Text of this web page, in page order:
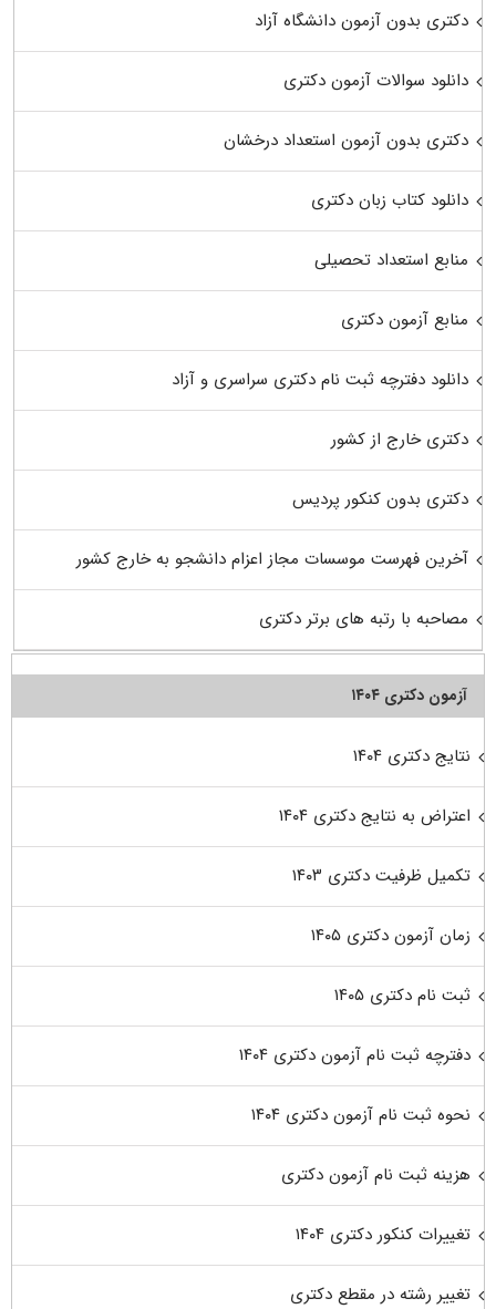
دکتری بدون آزمون دانشگاه آزاد
دانلود سوالات آزمون دکتری
دکتری بدون آزمون استعداد درخشان
دانلود کتاب زبان دکتری
منابع استعداد تحصیلی
منابع آزمون دکتری
دانلود دفترچه ثبت نام دکتری سراسری و آزاد
دکتری خارج از کشور
دکتری بدون کنکور پردیس
آخرین فهرست موسسات مجاز اعزام دانشجو به خارج کشور
مصاحبه با رتبه های برتر دکتری
آزمون دکتری ۱۴۰۴
نتایج دکتری ۱۴۰۴
اعتراض به نتایج دکتری ۱۴۰۴
تکمیل ظرفیت دکتری ۱۴۰۳
زمان آزمون دکتری ۱۴۰۵
ثبت نام دکتری ۱۴۰۵
دفترچه ثبت نام آزمون دکتری ۱۴۰۴
نحوه ثبت نام آزمون دکتری ۱۴۰۴
هزینه ثبت نام آزمون دکتری
تغییرات کنکور دکتری ۱۴۰۴
تغییر رشته در مقطع دکتری